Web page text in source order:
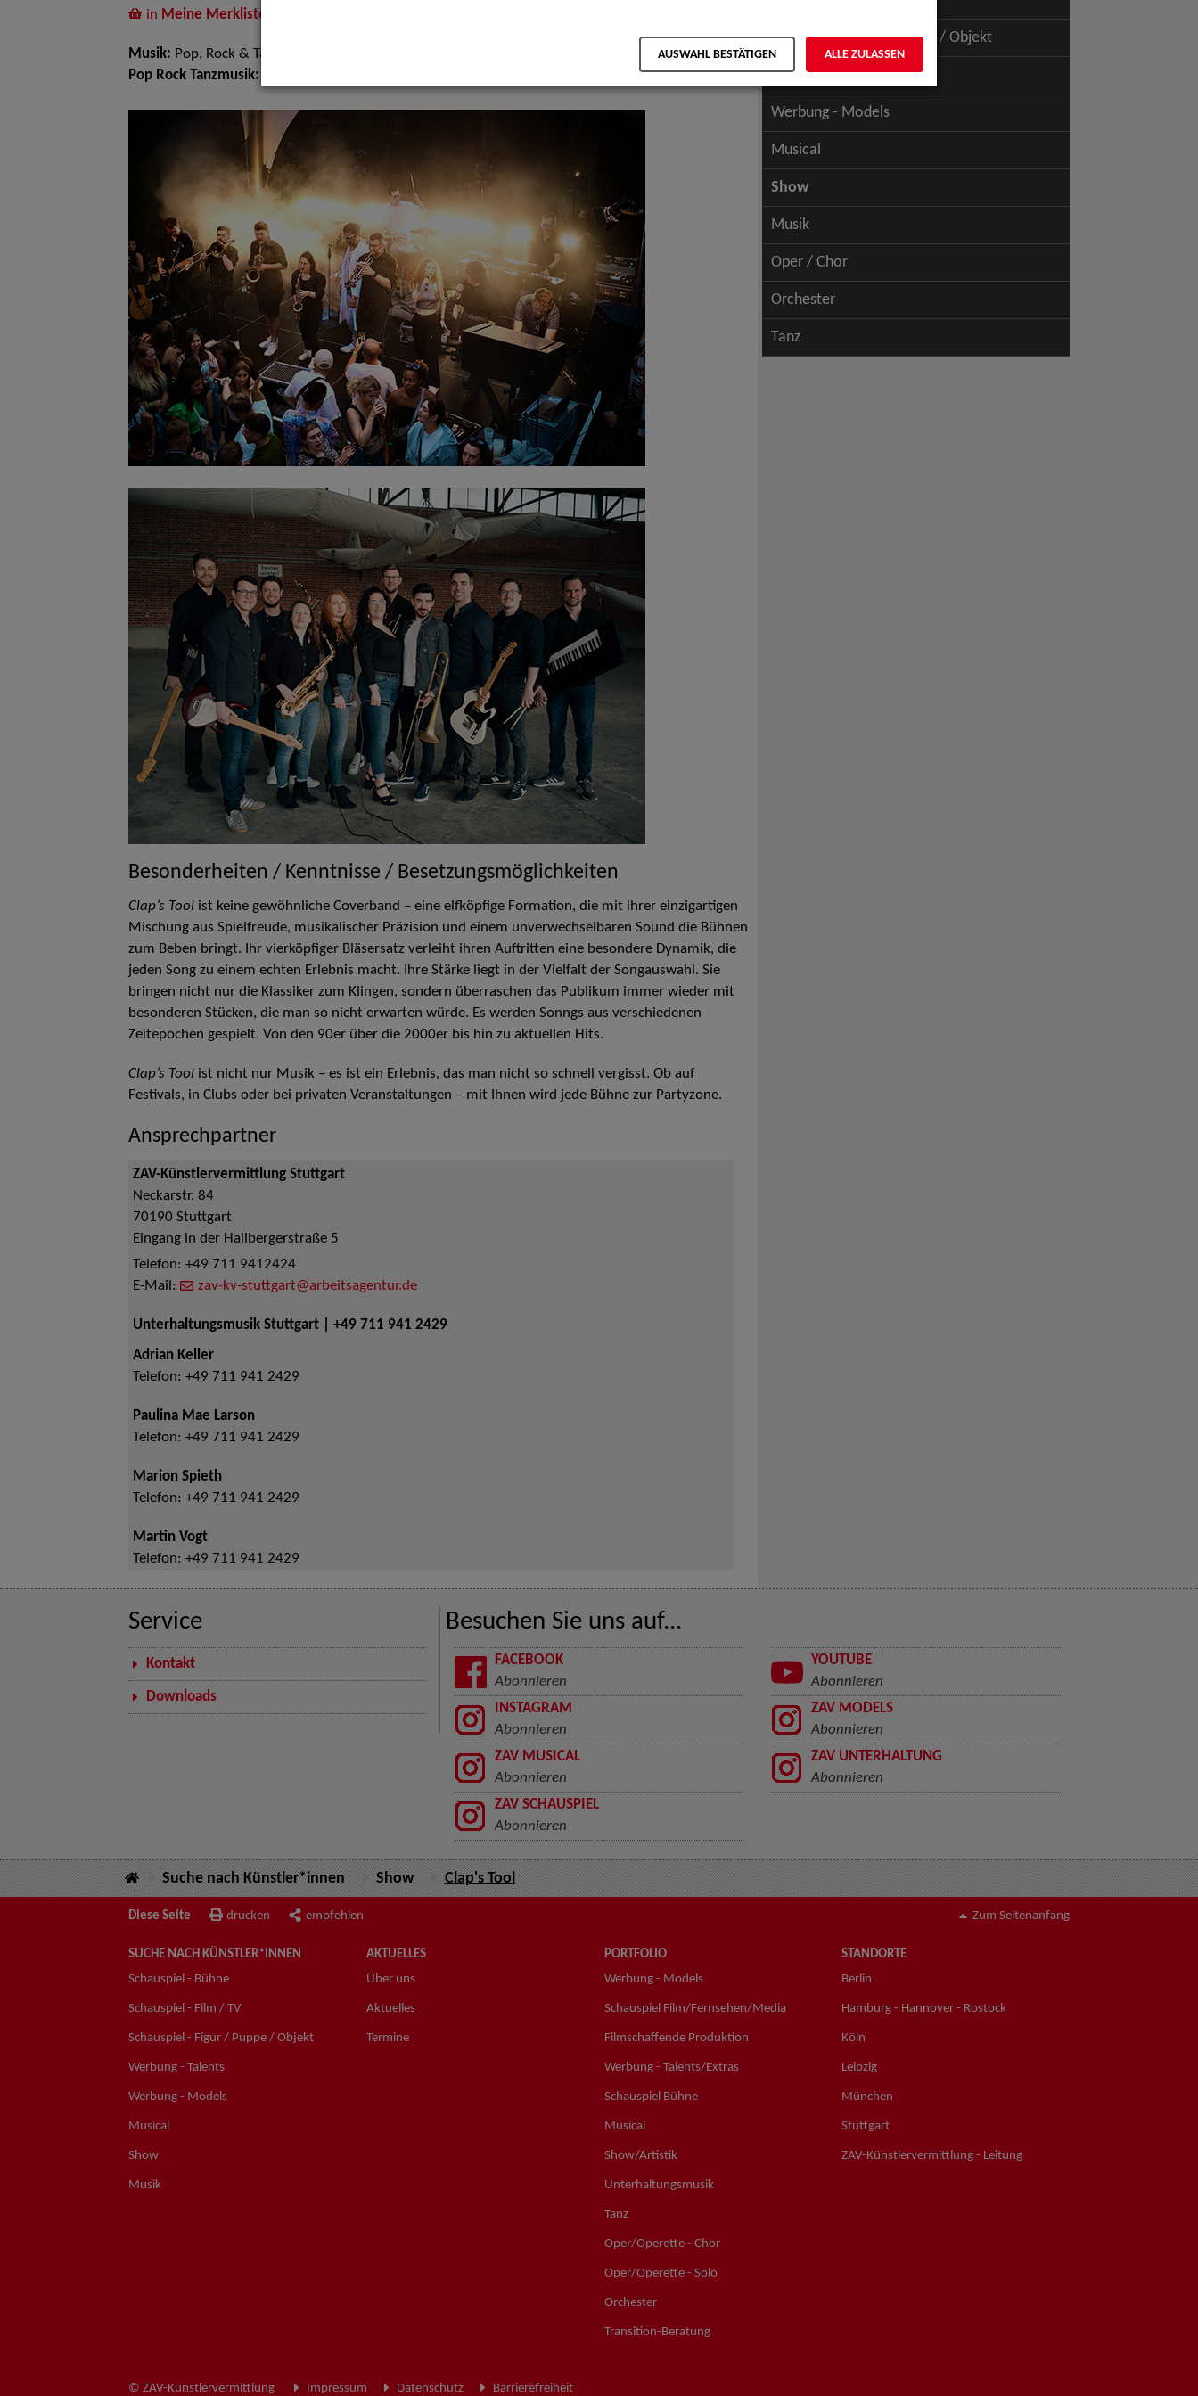
in Meine Merkliste
Musik: Pop, Rock & Tanzmusik
Pop Rock Tanzmusik:
Besonderheiten / Kenntnisse / Besetzungsmöglichkeiten
Clap’s Tool ist keine gewöhnliche Coverband – eine elfköpfige Formation, die mit ihrer einzigartigen
Mischung aus Spielfreude, musikalischer Präzision und einem unverwechselbaren Sound die Bühnen
zum Beben bringt. Ihr vierköpfiger Bläsersatz verleiht ihren Auftritten eine besondere Dynamik, die
jeden Song zu einem echten Erlebnis macht. Ihre Stärke liegt in der Vielfalt der Songauswahl. Sie
bringen nicht nur die Klassiker zum Klingen, sondern überraschen das Publikum immer wieder mit
besonderen Stücken, die man so nicht erwarten würde. Es werden Sonngs aus verschiedenen
Zeitepochen gespielt. Von den 90er über die 2000er bis hin zu aktuellen Hits.
Clap’s Tool ist nicht nur Musik – es ist ein Erlebnis, das man nicht so schnell vergisst. Ob auf
Festivals, in Clubs oder bei privaten Veranstaltungen – mit Ihnen wird jede Bühne zur Partyzone.
Ansprechpartner
ZAV-Künstlervermittlung Stuttgart
Neckarstr. 84
70190 Stuttgart
Eingang in der Hallbergerstraße 5
Telefon: +49 711 9412424
E-Mail:
zav-kv-stuttgart@arbeitsagentur.de
Unterhaltungsmusik Stuttgart | +49 711 941 2429
Adrian Keller
Telefon: +49 711 941 2429
Paulina Mae Larson
Telefon: +49 711 941 2429
Marion Spieth
Telefon: +49 711 941 2429
Martin Vogt
Telefon: +49 711 941 2429
Schauspiel - Figur / Puppe / Objekt
Werbung - Talents
Werbung - Models
Musical
Show
Musik
Oper / Chor
Orchester
Tanz
Service
Kontakt
Downloads
Besuchen Sie uns auf...
FACEBOOK
Abonnieren
YOUTUBE
Abonnieren
INSTAGRAM
Abonnieren
ZAV MODELS
Abonnieren
ZAV MUSICAL
Abonnieren
ZAV UNTERHALTUNG
Abonnieren
ZAV SCHAUSPIEL
Abonnieren
Suche nach Künstler*innen Show Clap's Tool
Diese Seite drucken empfehlen Zum Seitenanfang
SUCHE NACH KÜNSTLER*INNEN
Schauspiel - Bühne
Schauspiel - Film / TV
Schauspiel - Figur / Puppe / Objekt
Werbung - Talents
Werbung - Models
Musical
Show
Musik
AKTUELLES
Über uns
Aktuelles
Termine
PORTFOLIO
Werbung - Models
Schauspiel Film/Fernsehen/Media
Filmschaffende Produktion
Werbung - Talents/Extras
Schauspiel Bühne
Musical
Show/Artistik
Unterhaltungsmusik
Tanz
Oper/Operette - Chor
Oper/Operette - Solo
Orchester
Transition-Beratung
STANDORTE
Berlin
Hamburg - Hannover - Rostock
Köln
Leipzig
München
Stuttgart
ZAV-Künstlervermittlung - Leitung
© ZAV-Künstlervermittlung Impressum Datenschutz Barrierefreiheit
AUSWAHL BESTÄTIGEN ALLE ZULASSEN